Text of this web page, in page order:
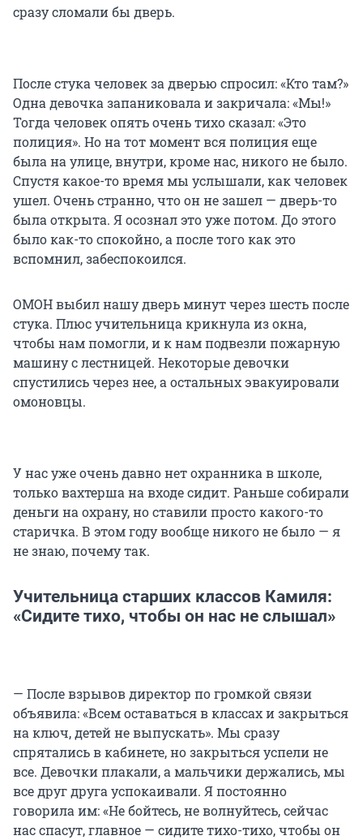
сразу сломали бы дверь.
После стука человек за дверью спросил: «Кто там?»
Одна девочка запаниковала и закричала: «Мы!»
Тогда человек опять очень тихо сказал: «Это
полиция». Но на тот момент вся полиция еще
была на улице, внутри, кроме нас, никого не было.
Спустя какое-то время мы услышали, как человек
ушел. Очень странно, что он не зашел — дверь-то
была открыта. Я осознал это уже потом. До этого
было как-то спокойно, а после того как это
вспомнил, забеспокоился.
ОМОН выбил нашу дверь минут через шесть после
стука. Плюс учительница крикнула из окна,
чтобы нам помогли, и к нам подвезли пожарную
машину с лестницей. Некоторые девочки
спустились через нее, а остальных эвакуировали
омоновцы.
У нас уже очень давно нет охранника в школе,
только вахтерша на входе сидит. Раньше собирали
деньги на охрану, но ставили просто какого-то
старичка. В этом году вообще никого не было — я
не знаю, почему так.
Учительница старших классов Камиля:
«Сидите тихо, чтобы он нас не слышал»
— После взрывов директор по громкой связи
объявила: «Всем оставаться в классах и закрыться
на ключ, детей не выпускать». Мы сразу
спрятались в кабинете, но закрыться успели не
все. Девочки плакали, а мальчики держались, мы
все друг друга успокаивали. Я постоянно
говорила им: «Не бойтесь, не волнуйтесь, сейчас
нас спасут, главное — сидите тихо-тихо, чтобы он